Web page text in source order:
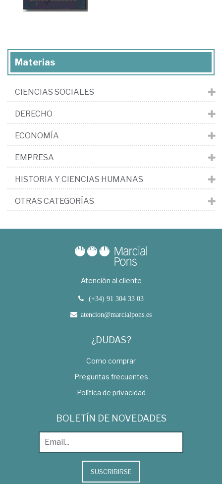
Materias
CIENCIAS SOCIALES
DERECHO
ECONOMÍA
EMPRESA
HISTORIA Y CIENCIAS HUMANAS
OTRAS CATEGORÍAS
Atención al cliente
(+34) 91 304 33 03
atencion@marcialpons.es
¿DUDAS?
Como comprar
Preguntas frecuentes
Política de privacidad
BOLETÍN DE NOVEDADES
SUSCRIBIRSE